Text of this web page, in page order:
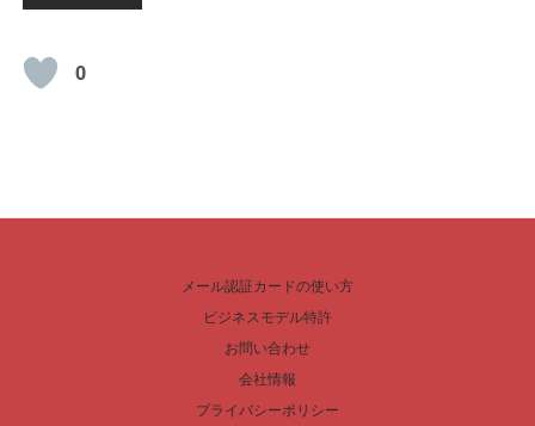
0
メール認証カードの使い方
ビジネスモデル特許
お問い合わせ
会社情報
プライバシーポリシー